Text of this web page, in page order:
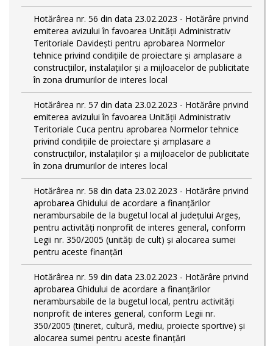
Hotărârea nr. 56 din data 23.02.2023 - Hotărâre privind
emiterea avizului în favoarea Unității Administrativ
Teritoriale Davidești pentru aprobarea Normelor
tehnice privind condiţiile de proiectare şi amplasare a
construcţiilor, instalaţiilor şi a mijloacelor de publicitate
în zona drumurilor de interes local
Hotărârea nr. 57 din data 23.02.2023 - Hotărâre privind
emiterea avizului în favoarea Unității Administrativ
Teritoriale Cuca pentru aprobarea Normelor tehnice
privind condiţiile de proiectare şi amplasare a
construcţiilor, instalaţiilor şi a mijloacelor de publicitate
în zona drumurilor de interes local
Hotărârea nr. 58 din data 23.02.2023 - Hotărâre privind
aprobarea Ghidului de acordare a finanţărilor
nerambursabile de la bugetul local al județului Argeș,
pentru activităţi nonprofit de interes general, conform
Legii nr. 350/2005 (unități de cult) și alocarea sumei
pentru aceste finanțări
Hotărârea nr. 59 din data 23.02.2023 - Hotărâre privind
aprobarea Ghidului de acordare a finanţărilor
nerambursabile de la bugetul local, pentru activităţi
nonprofit de interes general, conform Legii nr.
350/2005 (tineret, cultură, mediu, proiecte sportive) și
alocarea sumei pentru aceste finanțări